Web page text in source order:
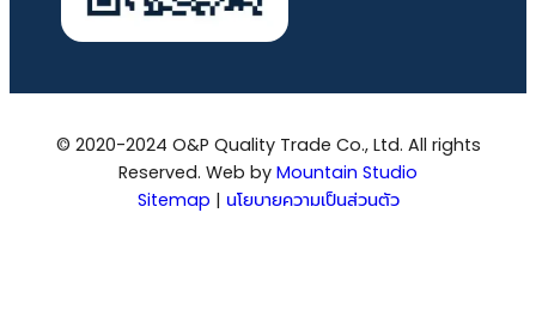
© 2020-2024 O&P Quality Trade Co., Ltd. All rights
Reserved. Web by Mountain Studio
Sitemap | นโยบายความเป็นส่วนตัว